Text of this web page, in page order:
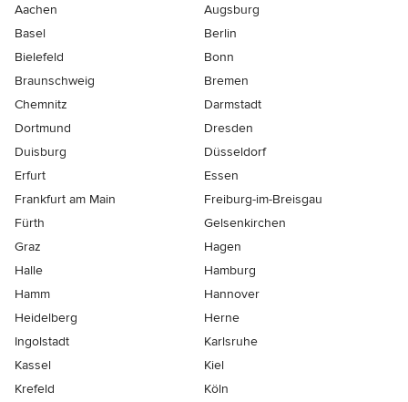
Aachen
Augsburg
Basel
Berlin
Bielefeld
Bonn
Braunschweig
Bremen
Chemnitz
Darmstadt
Dortmund
Dresden
Duisburg
Düsseldorf
Erfurt
Essen
Frankfurt am Main
Freiburg-im-Breisgau
Fürth
Gelsenkirchen
Graz
Hagen
Halle
Hamburg
Hamm
Hannover
Heidelberg
Herne
Ingolstadt
Karlsruhe
Kassel
Kiel
Krefeld
Köln